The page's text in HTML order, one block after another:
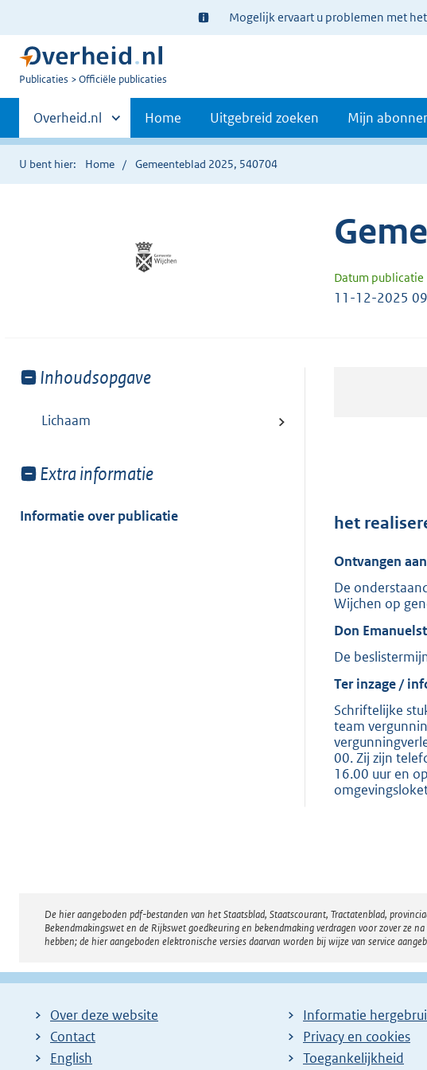
Ter
informatie:
Mogelijk ervaart u problemen met
U
Publicaties Officiële publicaties
Primaire
navigatie
Andere
sites
binnen
Overheid.nl Home Uitgebreid zoeken Mijn
U bent hier: Home Gemeenteblad 2025, 540704
Datum publicatie
11-12-2025
Toon
van:
Inhoudsopgave
Lichaam
Toon
van:
Extra informatie
Informatie over publicatie het
Ontvangen
De
Wijchen op
Don
De
Ter inzage /
Schriftelijke
team
00. Zij zijn
16.00 uur en
Disclaimer
De hier aangeboden pdf-bestanden van het Staatsblad, Staatscourant, Tractatenblad,
Bekendmakingswet en de Rijkswet goedkeuring en bekendmaking verdragen voor zover ze
hebben; de hier aangeboden elektronische versies daarvan worden bij wijze van service
Over deze website
Contact
English
Informatie
Privacy en cookies
Toegankelijkheid